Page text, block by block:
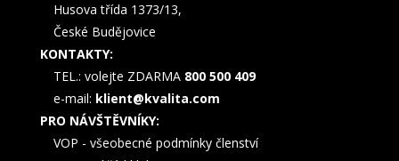
Husova třída 1373/13,
České Budějovice
KONTAKTY:
TEL.: volejte ZDARMA 800 500 409
e-mail: klient@kvalita.com
PRO NÁVŠTĚVNÍKY:
VOP - všeobecné podmínky členství